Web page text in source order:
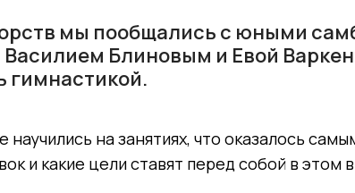
мы пообщались с юными
Блиновым и Евой
гимнастикой.
научились на занятиях, что оказалось
и какие цели ставят перед собой в этом